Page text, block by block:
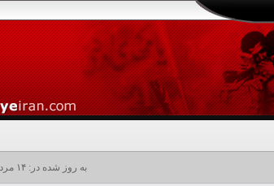
به روز شده در: ۱۴ مرداد ۱۴۰۵ - ۱۶:۲۹